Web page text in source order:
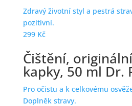
Zdravý životní styl a pestrá
pozitivní.
299 Kč
Čištění,
kapky, 50 ml Dr.
Pro očistu a k celkovému
Doplněk stravy.